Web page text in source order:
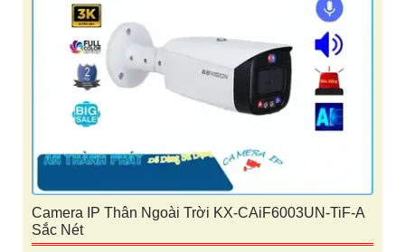
Camera IP Thân Ngoài Trời KX-CAiF6003UN-TiF-A
Sắc Nét